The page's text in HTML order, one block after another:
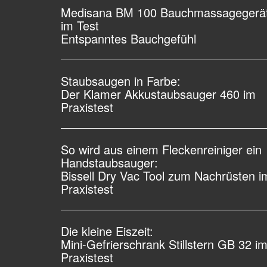
Medisana BM 100
im Test
Entspanntes Bauchgefühl
Staubsaugen in Farbe:
Der Klamer Akkustaubsauger 460 im
Praxistest
So wird aus einem Fleckenreiniger ein
Handstaubsauger:
Bissell Dry Vac Tool zum Nachrüsten
Praxistest
Die kleine Eiszeit:
Mini-Gefrierschrank Stillstern GB 32 im
Praxistest